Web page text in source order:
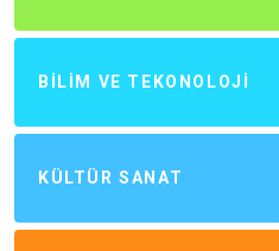
BILIM VE TEKONOLOJI
KÜLTÜR SANAT